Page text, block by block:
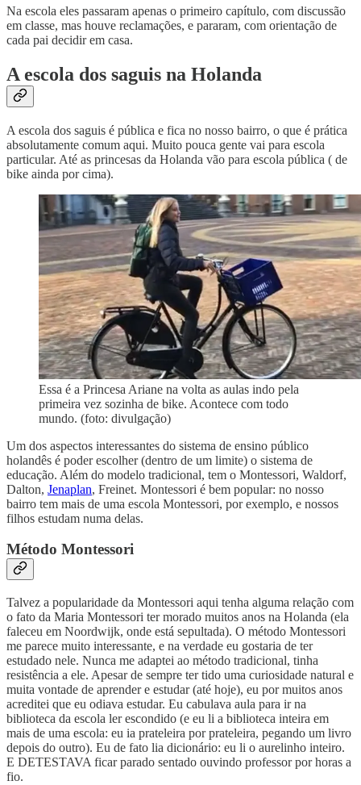
Na escola eles passaram apenas o primeiro capítulo, com discussão
em classe, mas houve reclamações, e pararam, com orientação de
cada pai decidir em casa.
A escola dos saguis na Holanda
A escola dos saguis é pública e fica no nosso bairro, o que é prática
absolutamente comum aqui. Muito pouca gente vai para escola
particular. Até as princesas da Holanda vão para escola pública ( de
bike ainda por cima).
Essa é a Princesa Ariane na volta as aulas indo pela
primeira vez sozinha de bike. Acontece com todo
mundo. (foto: divulgação)
Um dos aspectos interessantes do sistema de ensino público
holandês é poder escolher (dentro de um limite) o sistema de
educação. Além do modelo tradicional, tem o Montessori, Waldorf,
Dalton, Jenaplan, Freinet. Montessori é bem popular: no nosso
bairro tem mais de uma escola Montessori, por exemplo, e nossos
filhos estudam numa delas.
Método Montessori
Talvez a popularidade da Montessori aqui tenha alguma relação com
o fato da Maria Montessori ter morado muitos anos na Holanda (ela
faleceu em Noordwijk, onde está sepultada). O método Montessori
me parece muito interessante, e na verdade eu gostaria de ter
estudado nele. Nunca me adaptei ao método tradicional, tinha
resistência a ele. Apesar de sempre ter tido uma curiosidade natural e
muita vontade de aprender e estudar (até hoje), eu por muitos anos
acreditei que eu odiava estudar. Eu cabulava aula para ir na
biblioteca da escola ler escondido (e eu li a biblioteca inteira em
mais de uma escola: eu ia prateleira por prateleira, pegando um livro
depois do outro). Eu de fato lia dicionário: eu li o aurelinho inteiro.
E DETESTAVA ficar parado sentado ouvindo professor por horas a
fio.